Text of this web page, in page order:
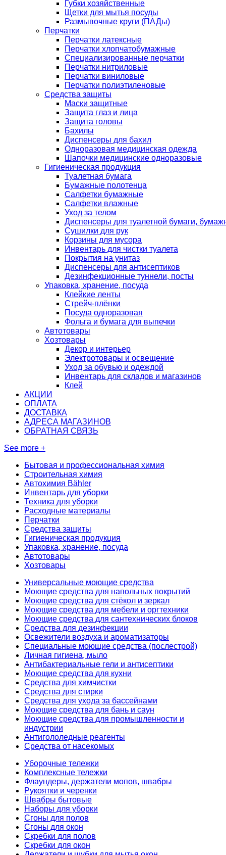
Губки хозяйственные
Щетки для мытья посуды
Размывочные круги (ПАДы)
Перчатки
Перчатки латексные
Перчатки хлопчатобумажные
Специализированные перчатки
Перчатки нитриловые
Перчатки виниловые
Перчатки полиэтиленовые
Средства защиты
Маски защитные
Защита глаз и лица
Защита головы
Бахилы
Диспенсеры для бахил
Одноразовая медицинская одежда
Шапочки медицинские одноразовые
Гигиеническая продукция
Туалетная бумага
Бумажные полотенца
Салфетки бумажные
Салфетки влажные
Уход за телом
Диспенсеры для туалетной бумаги,
Сушилки для рук
Корзины для мусора
Инвентарь для чистки туалета
Покрытия на унитаз
Диспенсеры для антисептиков
Дезинфекционные туннели, посты
Упаковка, хранение, посуда
Клейкие ленты
Стрейч-плёнки
Посуда одноразовая
Фольга и бумага для выпечки
Автотовары
Хозтовары
Декор и интерьер
Электротовары и освещение
Уход за обувью и одеждой
Инвентарь для складов и магазинов
Клей
АКЦИИ
ОПЛАТА
ДОСТАВКА
АДРЕСА МАГАЗИНОВ
ОБРАТНАЯ СВЯЗЬ
See more +
Бытовая и профессиональная химия
Строительная химия
Автохимия Bähler
Инвентарь для уборки
Техника для уборки
Расходные материалы
Перчатки
Средства защиты
Гигиеническая продукция
Упаковка, хранение, посуда
Автотовары
Хозтовары
Универсальные моющие средства
Моющие средства для напольных покрытий
Моющие средства для стёкол и зеркал
Моющие средства для мебели и оргтехники
Моющие средства для сантехнических блоков
Средства для дезинфекции
Освежители воздуха и ароматизаторы
Специальные моющие средства (послестрой)
Личная гигиена, мыло
Антибактериальные гели и антисептики
Моющие средства для кухни
Средства для химчистки
Средства для стирки
Средства для ухода за бассейнами
Моющие средства для бань и саун
Моющие средства для промышленности и
индустрии
Антигололедные реагенты
Средства от насекомых
Уборочные тележки
Комплексные тележки
Флаундеры, держатели мопов, швабры
Рукоятки и черенки
Швабры бытовые
Наборы для уборки
Сгоны для полов
Сгоны для окон
Скребки для полов
Скребки для окон